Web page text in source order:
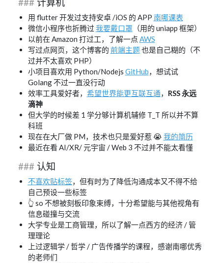
用 flutter 开发过支持安卓 /iOS 的 APP 南哪课表
微信小程序也折腾过 我要戴口罩 （用的 uniapp 框架）
以前在 Amazon 打过工，了解一点 AWS
写过点网页，这个博客的 前端主题也是自己糊的（不
过并不太喜欢 PHP）
小项目喜欢用 Python/Nodejs GitHub，想试试
Golang 不过一直没行动
效率工具爱好者， 希望世界能更互联互通， RSS 永远
滴神
但大学的时候差 1 学分够计算机辅修 T_T 所以并不算
科班
现在在大厂做 PM，技术也只是爱好惹 😭 我的简历
最近在看 AI/XR/ 元宇宙 / Web 3 不过并不能太看懂
认知
不喜欢贴标签，但有时为了降低沟通成本又不得不给
自己预设一些标签
👆 so 不想被刻板印象束缚，十分希望能与其他视角有
信息碰撞与交流
大学专业是工商管理，所以了解一点西方的经济 / 管
理理论
上过逻辑学 / 哲学 / 广告传播学的课程，感谢南哪优秀
的老师们